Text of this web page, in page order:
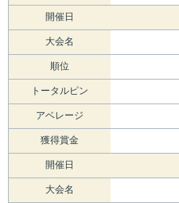
開催日
大会名
順位
トータルピン
アベレージ
獲得賞金
開催日
大会名